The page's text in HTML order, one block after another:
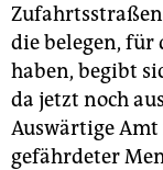
die belegen, für
haben, begibt
da jetzt noch
Auswärtige
gefährdeter